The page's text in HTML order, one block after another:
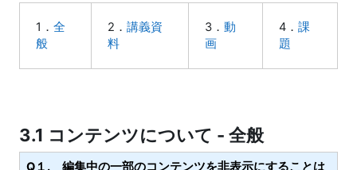
1． 全
般
2． 講義資
料
3． 動
画
4． 課
題
3.1 コンテンツについて - 全般
Q１. 編集中の一部のコンテンツを非表示にすることは